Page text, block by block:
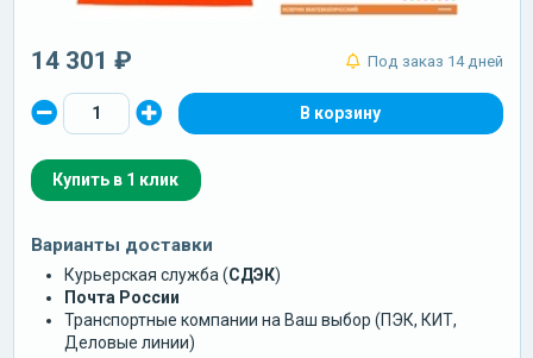
14 301 ₽ Под заказ 14 дней
Купить в 1 клик
Варианты доставки
Курьерская служба (СДЭК)
Почта России
Транспортные компании на Ваш выбор (ПЭК, КИТ,
Деловые линии)